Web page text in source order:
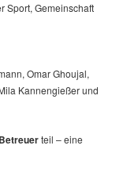
Sport, Gemeinschaft
Omar Ghoujal,
Kannengießer und
teil – eine